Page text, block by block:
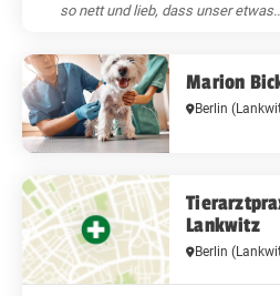
so nett und lieb, dass unser etwas...
Marion
Berlin
Lankwitz
Berlin